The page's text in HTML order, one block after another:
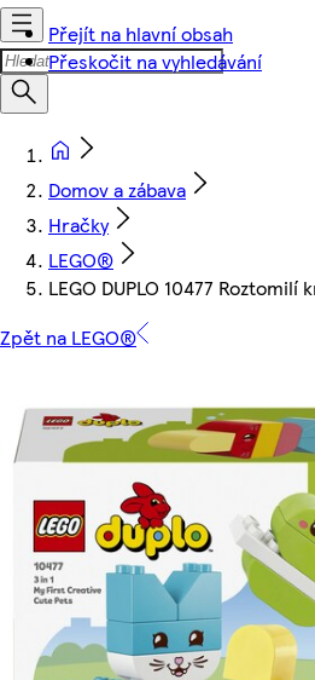
Přejít na hlavní obsah
Přeskočit na vyhledávání
Domov a zábava
Hračky
LEGO®
LEGO DUPLO 10477
Zpět na LEGO®